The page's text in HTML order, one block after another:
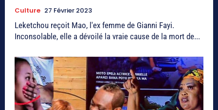
Culture 27 Février 2023
Leketchou reçoit Mao, l'ex femme de Gianni Fayi.
Inconsolable, elle a dévoilé la vraie cause de la mort de...